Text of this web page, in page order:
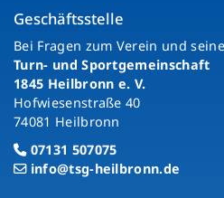
Geschäftsstelle
Bei Fragen zum Verein und
Turn- und Sportgemeinschaft
1845 Heilbronn e. V.
Hofwiesenstraße 40
74081 Heilbronn
07131 507075
info@tsg-heilbronn.de